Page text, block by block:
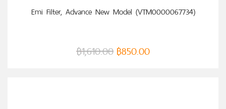
Emi Filter, Advance New Model (VTM0000067734)
฿1,610.00 ฿850.00